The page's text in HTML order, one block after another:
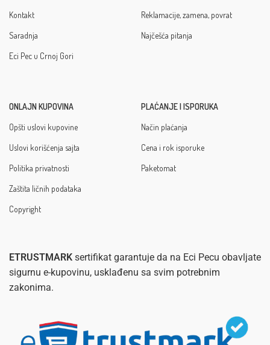
Kontakt
Saradnja
Eci Pec u Crnoj Gori
Reklamacije, zamena, povrat
Najčešća pitanja
ONLAJN KUPOVINA
Opšti uslovi kupovine
Uslovi korišćenja sajta
Politika privatnosti
Zaštita ličnih podataka
Copyright
PLAĆANJE I ISPORUKA
Način plaćanja
Cena i rok isporuke
Paketomat
ETRUSTMARK sertifikat garantuje da na Eci Pecu obavljate
sigurnu e-kupovinu, usklađenu sa svim potrebnim
zakonima.